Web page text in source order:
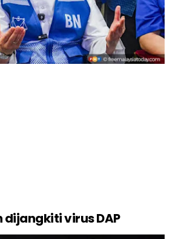
dijangkiti virus DAP